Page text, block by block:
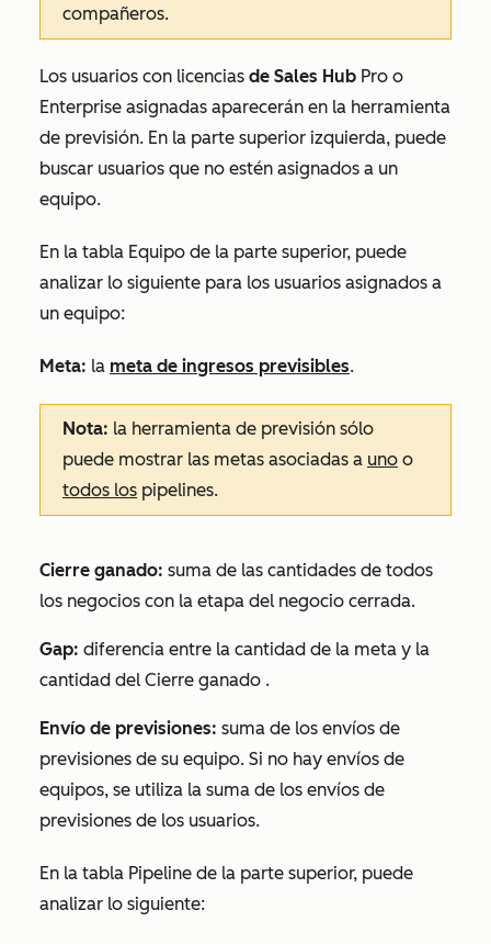
compañeros.
Los usuarios con licencias de Sales Hub Pro o
Enterprise asignadas aparecerán en la herramienta
de previsión. En la parte superior izquierda, puede
buscar usuarios que no estén asignados a un
equipo.
En la tabla Equipo de la parte superior, puede
analizar lo siguiente para los usuarios asignados a
un equipo:
Meta: la meta de ingresos previsibles.
Nota: la herramienta de previsión sólo
puede mostrar las metas asociadas a uno o
todos los pipelines.
Cierre ganado: suma de las cantidades de todos
los negocios con la etapa del negocio cerrada.
Gap: diferencia entre la cantidad de la meta y la
cantidad del Cierre ganado .
Envío de previsiones: suma de los envíos de
previsiones de su equipo. Si no hay envíos de
equipos, se utiliza la suma de los envíos de
previsiones de los usuarios.
En la tabla Pipeline de la parte superior, puede
analizar lo siguiente: